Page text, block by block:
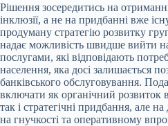
Рішення зосередитись на
інклюзії, а не на придбанні вже
продуману стратегію розвитку
надає можливість швидше вийти
послугами, які відповідають
населення, яка досі залишається
банківського обслуговування.
включати як органічний розвиток
так і стратегічні придбання, але
на гнучкості та оперативному